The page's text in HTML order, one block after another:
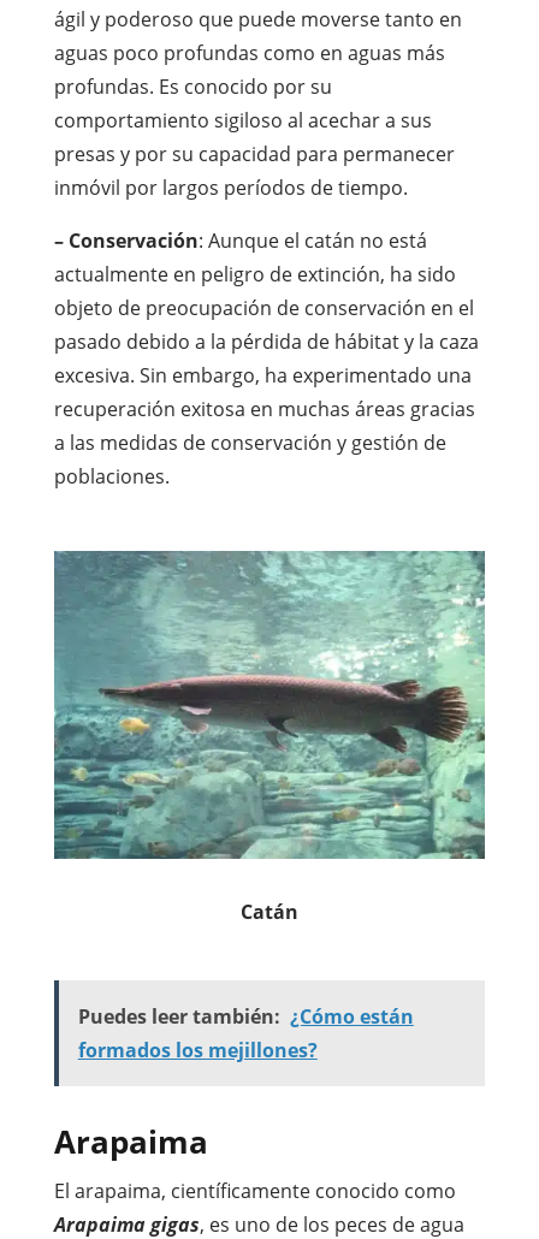
ágil y poderoso que puede moverse tanto en
aguas poco profundas como en aguas más
profundas. Es conocido por su
comportamiento sigiloso al acechar a sus
presas y por su capacidad para permanecer
inmóvil por largos períodos de tiempo.
– Conservación: Aunque el catán no está
actualmente en peligro de extinción, ha sido
objeto de preocupación de conservación en el
pasado debido a la pérdida de hábitat y la caza
excesiva. Sin embargo, ha experimentado una
recuperación exitosa en muchas áreas gracias
a las medidas de conservación y gestión de
poblaciones.
Catán
Puedes leer también: ¿Cómo están
formados los mejillones?
Arapaima
El arapaima, científicamente conocido como
Arapaima gigas, es uno de los peces de agua